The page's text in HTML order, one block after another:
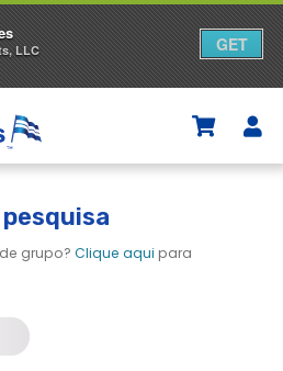
grupo? Clique aqui para
LLC
GET